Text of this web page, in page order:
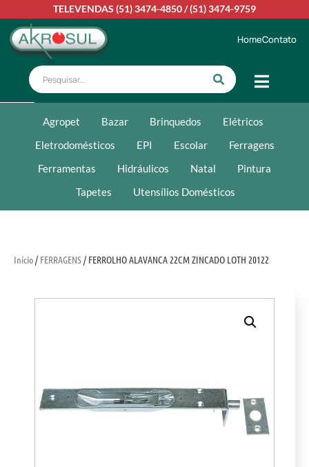
TELEVENDAS (51) 3474-4850/(51) 3474-9759
HomeContato
Agropet Bazar Brinquedos
Elétricos
Eletrodomésticos
EPI Escolar
Ferragens
Ferramentas
Hidráulicos Natal
Pintura
Tapetes
Utensílios Domésticos
Início/ FERRAGENS/ FERROLHO ALAVANCA 22CM ZINCADO LOTH 20122